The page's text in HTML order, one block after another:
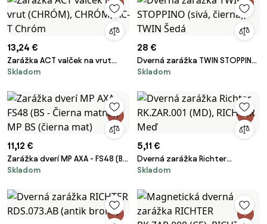
13,24 €
Zarážka ACT valček na vrut
(CHRÓM), CHRÓM, AC-T Chróm
Skladom
28 €
Dverná zarážka TWIN STOPPINO
(sivá, čierna), TWIN Šedá
Skladom
11,12 €
Zarážka dverí MP AXA - FS48 (BS
- Čierna matná), MP BS (čierna
Skladom
5,11 €
Dverná zarážka Richter
RK.ZAR.001 (MD), RICHTER Meď
Skladom